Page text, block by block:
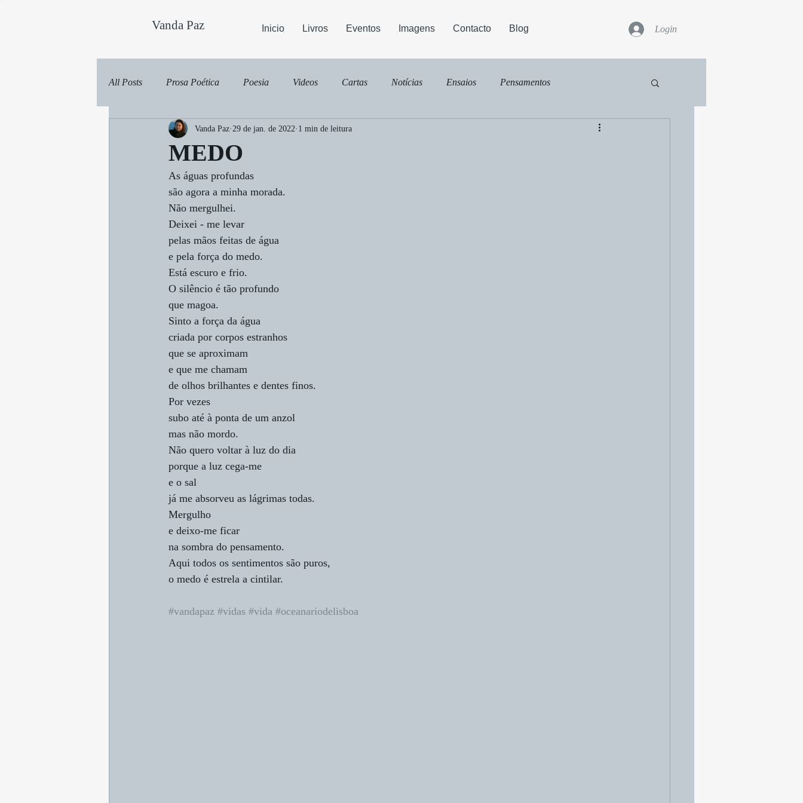
Vanda Paz Inicio Livros Eventos Imagens Contacto Blog Login
All Posts Prosa Poética Poesia Videos Cartas Notícias Ensaios Pensamentos
MEDO
Vanda Paz 29 de jan. de 2022 1 min de leitura
As águas profundas
são agora a minha morada.
Não mergulhei.
Deixei - me levar
pelas mãos feitas de água
e pela força do medo.
Está escuro e frio.
O silêncio é tão profundo
que magoa.
Sinto a força da água
criada por corpos estranhos
que se aproximam
e que me chamam
de olhos brilhantes e dentes finos.
Por vezes
subo até à ponta de um anzol
mas não mordo.
Não quero voltar à luz do dia
porque a luz cega-me
e o sal
já me absorveu as lágrimas todas.
Mergulho
e deixo-me ficar
na sombra do pensamento.
Aqui todos os sentimentos são puros,
o medo é estrela a cintilar.
#vandapaz #vidas #vida #oceanariodelisboa